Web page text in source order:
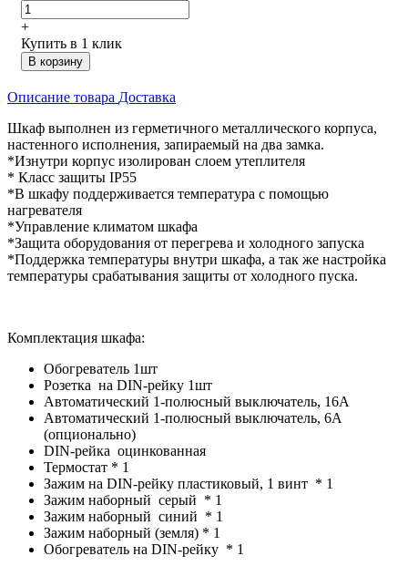
+
Купить в 1 клик
В корзину
Описание товара Доставка
Шкаф выполнен из герметичного металлического корпуса,
настенного исполнения, запираемый на два замка.
*Изнутри корпус изолирован слоем утеплителя
* Класс защиты IP55
*В шкафу поддерживается температура с помощью
нагревателя
*Управление климатом шкафа
*Защита оборудования от перегрева и холодного запуска
*Поддержка температуры внутри шкафа, а так же настройка
температуры срабатывания защиты от холодного пуска.
Комплектация шкафа:
Обогреватель 1шт
Розетка на DIN-рейку 1шт
Автоматический 1-полюсный выключатель, 16А
Автоматический 1-полюсный выключатель, 6А
(опционально)
DIN-рейка оцинкованная
Термостат * 1
Зажим на DIN-рейку пластиковый, 1 винт * 1
Зажим наборный серый * 1
Зажим наборный синий * 1
Зажим наборный (земля) * 1
Обогреватель на DIN-рейку * 1